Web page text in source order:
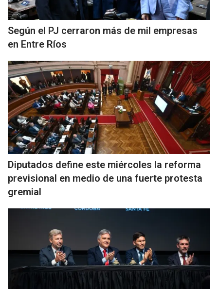
Según el PJ cerraron más de mil empresas
en Entre Ríos
Diputados define este miércoles la reforma
previsional en medio de una fuerte protesta
gremial